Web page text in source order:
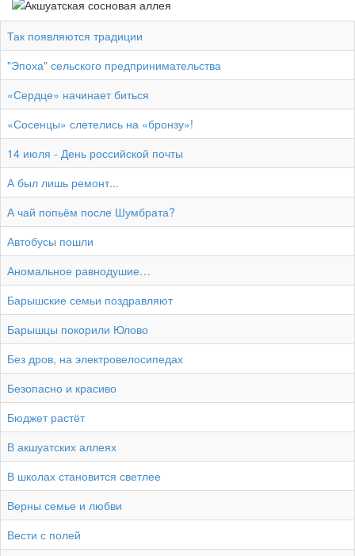
Так появляются традиции
"Эпоха" сельского предпринимательства
«Сердце» начинает биться
«Сосенцы» слетелись на «бронзу»!
14 июля - День российской почты
А был лишь ремонт...
А чай попьём после Шумбрата?
Автобусы пошли
Аномальное равнодушие…
Барышские семьи поздравляют
Барышцы покорили Юлово
Без дров, на электровелосипедах
Безопасно и красиво
Бюджет растёт
В акшуатских аллеях
В школах становится светлее
Верны семье и любви
Вести с полей